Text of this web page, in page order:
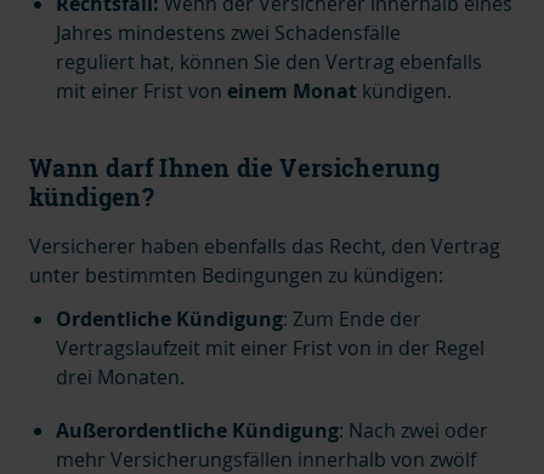
Jahres mindestens zwei Schadensfälle
reguliert hat, können Sie den Vertrag ebenfalls
mit einer Frist von einem Monat kündigen.
Wann darf Ihnen die Versicherung
kündigen?
Versicherer haben ebenfalls das Recht, den Vertrag
unter bestimmten Bedingungen zu kündigen:
Ordentliche Kündigung: Zum Ende der
Vertragslaufzeit mit einer Frist von in der Regel
drei Monaten.
Außerordentliche Kündigung: Nach zwei oder
mehr Versicherungsfällen innerhalb von zwölf